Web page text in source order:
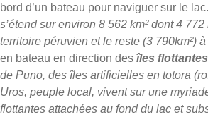
bord d’un bateau pour naviguer sur le lac.
s’étend sur environ 8 562 km² dont 4
territoire péruvien et le reste (3 790km²)
en bateau en direction des îles
de Puno, des îles artificielles en totora
Uros, peuple local, vivent sur une
flottantes attachées au fond du lac et